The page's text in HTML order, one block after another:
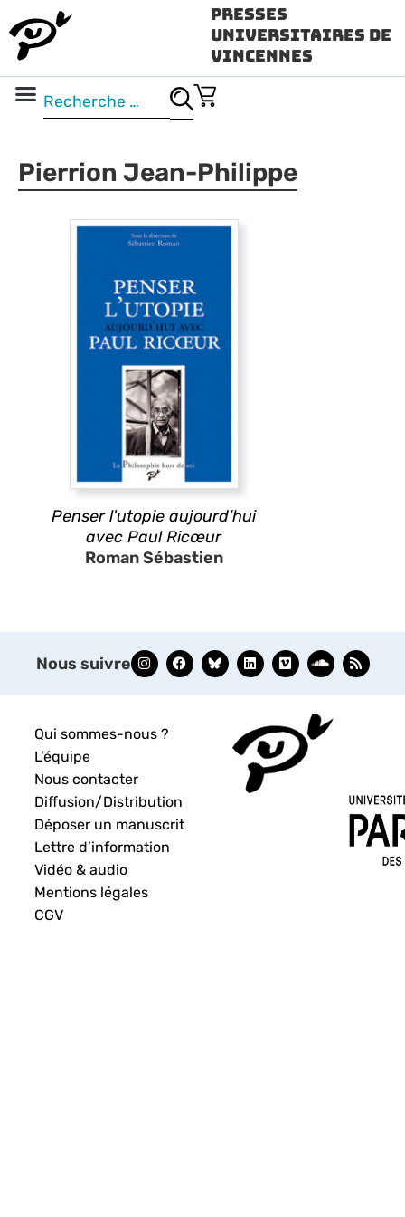
Presses
Universitaires de
Vincennes
Pierrion Jean-Philippe
Penser l'utopie aujourd’hui
avec Paul Ricœur
Roman Sébastien
Nous suivre
Qui sommes-nous ?
L’équipe
Nous contacter
Diffusion/Distribution
Déposer un manuscrit
Lettre d’information
Vidéo & audio
Mentions légales
CGV